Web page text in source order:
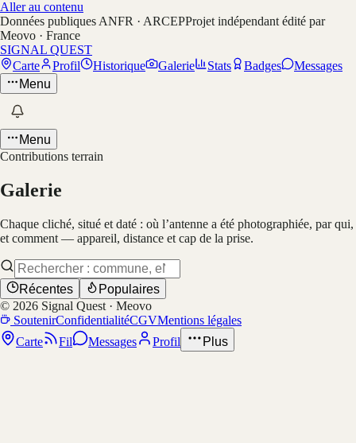
Aller au contenu
Données publiques ANFR · ARCEPProjet indépendant édité par
Meovo · France
SIGNAL QUEST
Carte
Profil Historique Galerie Stats Badges
Messages
Menu
Menu
Contributions terrain
Galerie
Chaque cliché, situé et daté : où l’antenne a été photographiée, par qui,
et comment — appareil, distance et cap de la prise.
Récentes
Populaires
© 2026 Signal Quest · Meovo
SoutenirConfidentialitéCGVMentions légales
Carte
Fil Messages Profil Plus